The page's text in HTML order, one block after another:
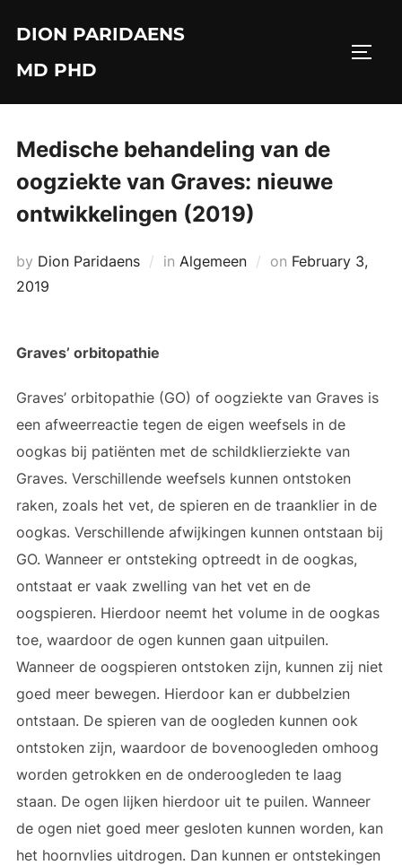
content
DION PARIDAENS
MD PHD
Medische behandeling van de
oogziekte van Graves: nieuwe
ontwikkelingen (2019)
by Dion Paridaens in Algemeen on Posted
February 3,
2019
Graves’ orbitopathie
Graves’ orbitopathie (GO) of oogziekte van Graves is
een afweerreactie tegen de eigen weefsels in de
oogkas bij patiënten met de schildklierziekte van
Graves. Verschillende weefsels kunnen ontstoken
raken, zoals het vet, de spieren en de traanklier in de
oogkas. Verschillende afwijkingen kunnen ontstaan bij
GO. Wanneer er ontsteking optreedt in de oogkas,
ontstaat er vaak zwelling van het vet en de
oogspieren. Hierdoor neemt het volume in de oogkas
toe, waardoor de ogen kunnen gaan uitpuilen.
Wanneer de oogspieren ontstoken zijn, kunnen zij niet
goed meer bewegen. Hierdoor kan er dubbelzien
ontstaan. De spieren van de oogleden kunnen ook
ontstoken zijn, waardoor de bovenoogleden omhoog
worden getrokken en de onderoogleden te laag
staan. De ogen lijken hierdoor uit te puilen. Wanneer
de ogen niet goed meer gesloten kunnen worden, kan
het hoornvlies uitdrogen. Dan kunnen er ontstekingen